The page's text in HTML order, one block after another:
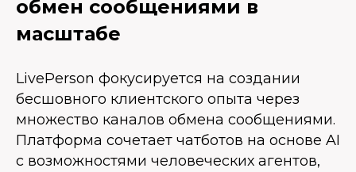
обмен сообщениями в
масштабе
LivePerson фокусируется на создании
бесшовного клиентского опыта через
множество каналов обмена сообщениями.
Платформа сочетает чатботов на основе AI
с возможностями человеческих агентов,